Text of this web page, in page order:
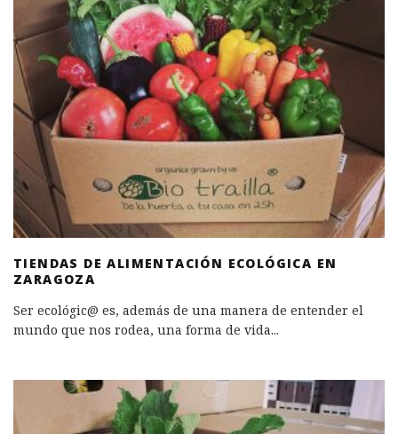
TIENDAS DE ALIMENTACIÓN ECOLÓGICA EN
ZARAGOZA
Ser ecológic@ es, además de una manera de entender el
mundo que nos rodea, una forma de vida...